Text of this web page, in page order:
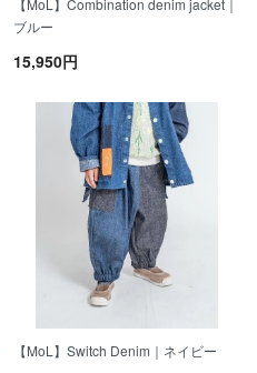
【MoL】Combination denim jacket｜
ブルー
15,950円
【MoL】Switch Denim｜ネイビー